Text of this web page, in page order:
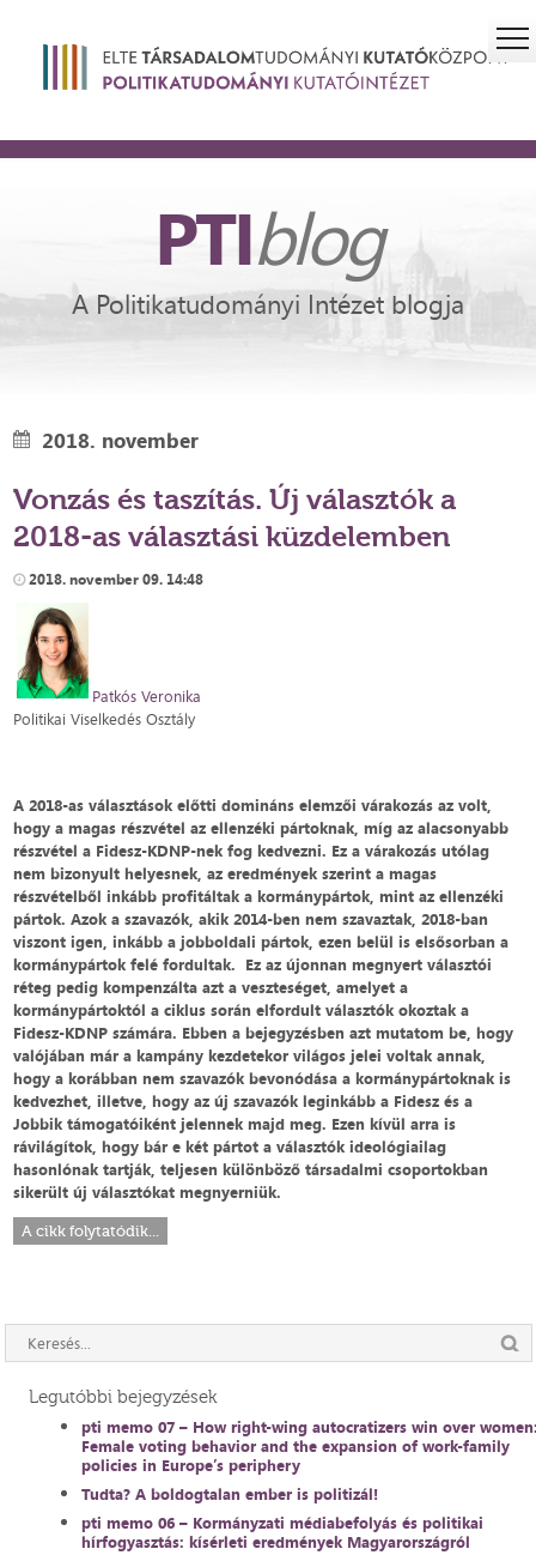
PTIblog
A Politikatudományi Intézet blogja
2018. november
Vonzás és taszítás. Új választók a
2018-as választási küzdelemben
2018. november 09. 14:48
Patkós Veronika
Politikai Viselkedés Osztály
A 2018-as választások előtti domináns elemzői várakozás az volt,
hogy a magas részvétel az ellenzéki pártoknak, míg az alacsonyabb
részvétel a Fidesz-KDNP-nek fog kedvezni. Ez a várakozás utólag
nem bizonyult helyesnek, az eredmények szerint a magas
részvételből inkább profitáltak a kormánypártok, mint az ellenzéki
pártok. Azok a szavazók, akik 2014-ben nem szavaztak, 2018-ban
viszont igen, inkább a jobboldali pártok, ezen belül is elsősorban a
kormánypártok felé fordultak. Ez az újonnan megnyert választói
réteg pedig kompenzálta azt a veszteséget, amelyet a
kormánypártoktól a ciklus során elfordult választók okoztak a
Fidesz-KDNP számára. Ebben a bejegyzésben azt mutatom be, hogy
valójában már a kampány kezdetekor világos jelei voltak annak,
hogy a korábban nem szavazók bevonódása a kormánypártoknak is
kedvezhet, illetve, hogy az új szavazók leginkább a Fidesz és a
Jobbik támogatóiként jelennek majd meg. Ezen kívül arra is
rávilágítok, hogy bár e két pártot a választók ideológiailag
hasonlónak tartják, teljesen különböző társadalmi csoportokban
sikerült új választókat megnyerniük.
A cikk folytatódik...
Legutóbbi bejegyzések
pti memo 07 – How right-wing autocratizers win over
Female voting behavior and the expansion of work-family
policies in Europe’s periphery
Tudta? A boldogtalan ember is politizál!
pti memo 06 – Kormányzati médiabefolyás és politikai
hírfogyasztás: kísérleti eredmények Magyarországról